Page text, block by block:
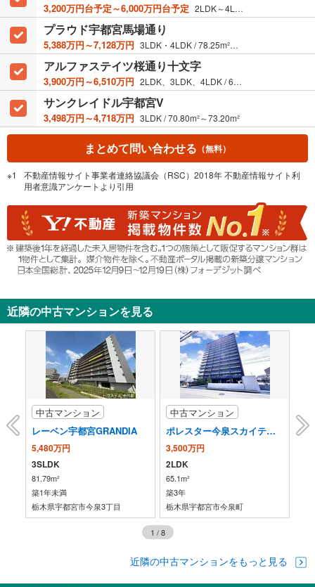
3,200万円台予定～6,000万円台予定 2LDK～4LDK / 56.96m²～83.89m²
プラウド宇都宮馬場通り
5,388万円～7,128万円 3LDK・4LDK / 78.25m²・93.13m²
アルファステイツ桜通り十文字
3,900万円～6,510万円 2LDK、3LDK、4LDK / 63.67m²～88.41m²
サンクレイドル宇都宮V
3,498万円～4,718万円 3LDK / 70.80m²～73.20m²
まとめて問い合わせる （無料）
不動産情報サイト事業者連絡協議会（RSC）2018年 不動産情報サイト利
用者意識アンケートより引用
近隣の中古マンションを見る
中古マンション
レーベン宇都宮GRANDIA
5,480万円
3SLDK
81.79m²
築1年未満
栃木県宇都宮市今泉3丁目
中古マンション
ポレスター今泉スカイテラス
3,500万円
2LDK
65.1m²
築3年
栃木県宇都宮市今泉町
プ
1 /8
近隣の中古マンションをもっと見る